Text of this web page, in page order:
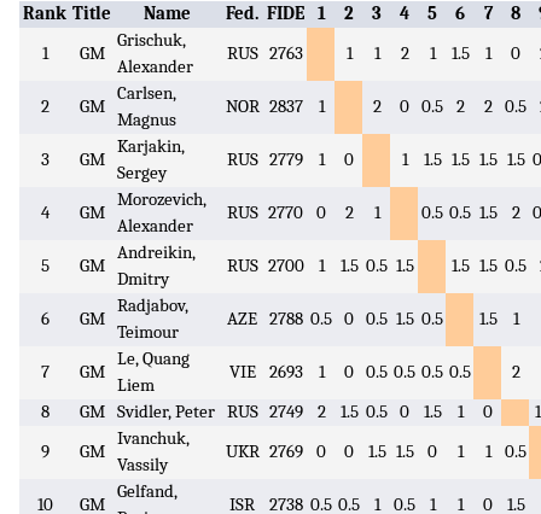
Rank Title Name Fed. FIDE 1 2 3 4 5 6 7 8
1
GM
Grischuk,
Alexander
RUS 2763 1 1 2 1 1.5 1 0
2 GM
Carlsen,
Magnus
NOR 2837 1 2 0 0.5 2 2 0.5
3 GM
Karjakin,
Sergey
RUS 2779 1 0 1 1.5 1.5 1.5 1.5
4 GM
Morozevich,
Alexander
RUS 2770 0 2 1 0.5 0.5 1.5 2
5 GM
Andreikin,
Dmitry
RUS 2700 1 1.5 0.5 1.5 1.5 1.5 0.5
6 GM
Radjabov,
Teimour
AZE 2788 0.5 0 0.5 1.5 0.5 1.5 1
7 GM
Le, Quang
Liem
VIE 2693 1 0 0.5 0.5 0.5 0.5 2
8
GM Svidler, Peter RUS 2749 2 1.5 0.5 0 1.5 1 0
9
GM
Ivanchuk,
Vassily
UKR 2769 0 0 1.5 1.5 0 1 1 0.5
10 GM
Gelfand,
ISR 2738 0.5 0.5 1 0.5 1 1 0 1.5